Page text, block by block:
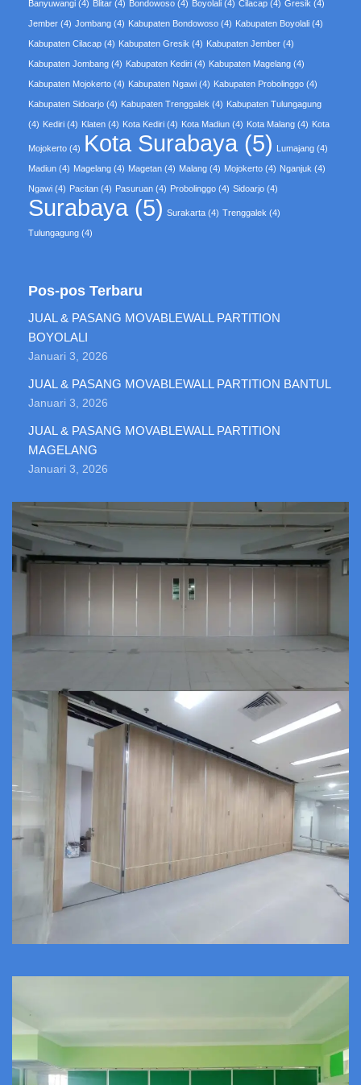
Banyuwangi (4) Blitar (4) Bondowoso (4) Boyolali (4) Cilacap (4) Gresik (4)
Jember (4) Jombang (4) Kabupaten Bondowoso (4) Kabupaten Boyolali (4)
Kabupaten Cilacap (4) Kabupaten Gresik (4) Kabupaten Jember (4)
Kabupaten Jombang (4) Kabupaten Kediri (4) Kabupaten Magelang (4)
Kabupaten Mojokerto (4) Kabupaten Ngawi (4) Kabupaten Probolinggo (4)
Kabupaten Sidoarjo (4) Kabupaten Trenggalek (4) Kabupaten Tulungagung
(4) Kediri (4) Klaten (4) Kota Kediri (4) Kota Madiun (4) Kota Malang (4) Kota
Mojokerto (4) Kota Surabaya (5) Lumajang (4)
Madiun (4) Magelang (4) Magetan (4) Malang (4) Mojokerto (4) Nganjuk (4)
Ngawi (4) Pacitan (4) Pasuruan (4) Probolinggo (4) Sidoarjo (4)
Surabaya (5) Surakarta (4) Trenggalek (4)
Tulungagung (4)
Pos-pos Terbaru
JUAL & PASANG MOVABLEWALL PARTITION
BOYOLALI
Januari 3, 2026
JUAL & PASANG MOVABLEWALL PARTITION BANTUL
Januari 3, 2026
JUAL & PASANG MOVABLEWALL PARTITION
MAGELANG
Januari 3, 2026